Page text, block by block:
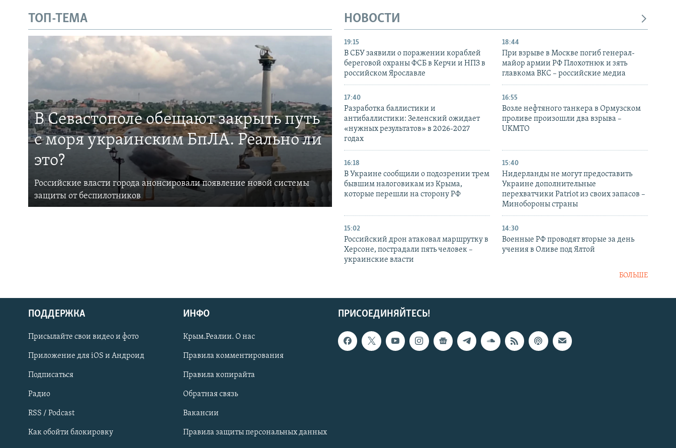
Українською
Qırımtatar
ПРИСОЕДИНЯЙТЕСЬ!
ТОП-ТЕМА
В Севастополе обещают закрыть путь
с моря украинским БпЛА. Реально ли
это?
Российские власти города анонсировали появление новой системы
защиты от беспилотников
НОВОСТИ
19:15
В СБУ заявили о поражении кораблей
береговой охраны ФСБ в Керчи и НПЗ в
российском Ярославле
18:44
При взрыве в Москве погиб генерал-
майор армии РФ Плохотнюк и зять
главкома ВКС – российские медиа
17:40
Разработка баллистики и
антибаллистики: Зеленский ожидает
«нужных результатов» в 2026-2027
годах
16:55
Возле нефтяного танкера в Ормузском
проливе произошли два взрыва –
UKMTO
16:18
В Украине сообщили о подозрении трем
бывшим налоговикам из Крыма,
которые перешли на сторону РФ
15:40
Нидерланды не могут предоставить
Украине дополнительные
перехватчики Patriot из своих запасов –
Минобороны страны
15:02
Российский дрон атаковал маршрутку в
Херсоне, пострадали пять человек –
украинские власти
14:30
Военные РФ проводят вторые за день
учения в Оливе под Ялтой
БОЛЬШЕ
ПРИСОЕДИНЯЙТЕСЬ!
ПОДДЕРЖКА
Присылайте свои видео и фото
Приложение для iOS и Андроид
Подписаться
Радио
RSS / Podcast
Как обойти блокировку
ИНФО
Крым.Реалии. О нас
Правила комментирования
Правила копирайта
Обратная связь
Вакансии
Правила защиты персональных данных